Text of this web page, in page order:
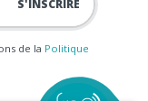
de la Politique